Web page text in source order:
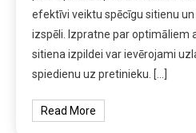
efektīvi veiktu spēcīgu sitienu
izspēli. Izpratne par optimāliem
sitiena izpildei var ievērojami
spiedienu uz pretinieku. […]
Read More